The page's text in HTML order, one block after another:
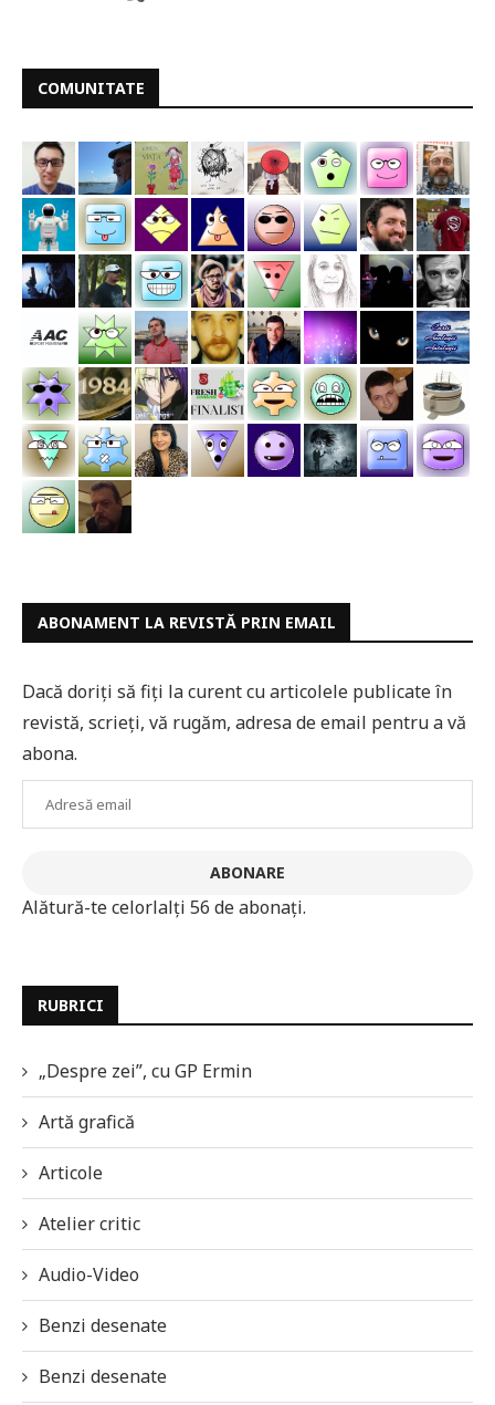
COMUNITATE
ABONAMENT LA REVISTĂ PRIN EMAIL
Dacă doriți să fiți la curent cu articolele publicate în
revistă, scrieți, vă rugăm, adresa de email pentru a vă
abona.
Adresă
ABONARE
Alătură-te celorlalți 56 de abonați.
RUBRICI
„Despre zei”, cu GP Ermin
Artă grafică
Articole
Atelier critic
Audio-Video
Benzi desenate
Benzi desenate